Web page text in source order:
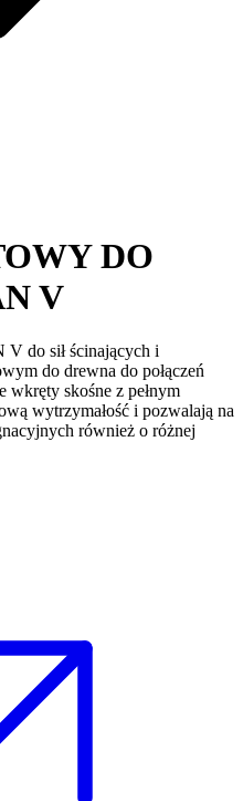
DO
V
do sił ścinających i
do drewna do połączeń
skośne z pełnym
wytrzymałość i pozwalają na
również o różnej